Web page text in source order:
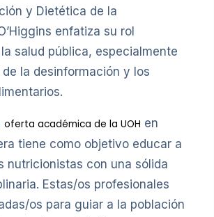
y Dietética de la
enfatiza su rol
salud pública, especialmente
la desinformación y los
oferta académica de la UOH en
tiene como objetivo educar a
nutricionistas con una sólida
Estas/os profesionales
os para guiar a la población